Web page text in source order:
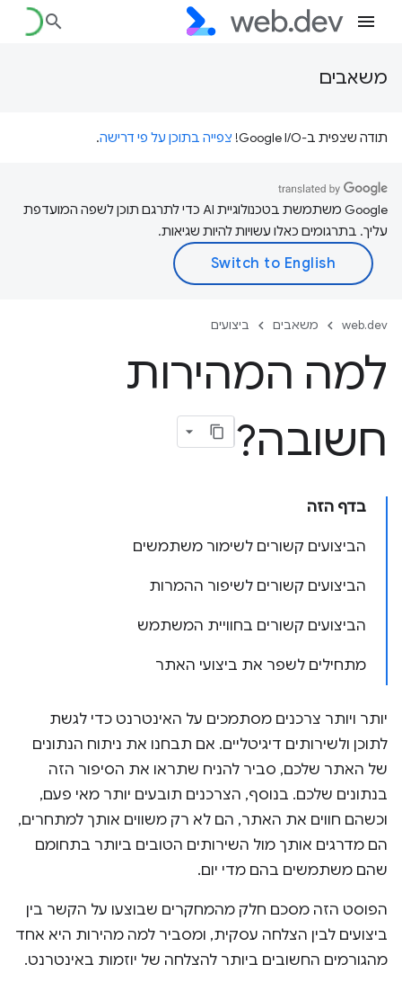
משאבים
תודה שצפית ב-Google I/O! צפייה בתוכן על פי דרישה.
‫Google משתמשת בטכנולוגיית AI כדי לתרגם תוכן לשפה המועדפת
עליך. בתרגומים כאלו עשויות להיות שגיאות.
web.dev משאבים ביצועים
למה המהירות
חשובה?
בדף הזה
הביצועים קשורים לשימור משתמשים
הביצועים קשורים לשיפור ההמרות
הביצועים קשורים בחוויית המשתמש
מתחילים לשפר את ביצועי האתר
יותר ויותר צרכנים מסתמכים על האינטרנט כדי לגשת
לתוכן ולשירותים דיגיטליים. אם תבחנו את ניתוח הנתונים
של האתר שלכם, סביר להניח שתראו את הסיפור הזה
בנתונים שלכם. בנוסף, הצרכנים תובעים יותר מאי פעם,
וכשהם חווים את האתר, הם לא רק משווים אותך למתחרים,
הם מדרגים אותך מול השירותים הטובים ביותר בתחומם
שהם משתמשים בהם מדי יום.
הפוסט הזה מסכם חלק מהמחקרים שבוצעו על הקשר בין
ביצועים לבין הצלחה עסקית, ומסביר למה מהירות היא אחד
מהגורמים החשובים ביותר להצלחה של יוזמות באינטרנט.